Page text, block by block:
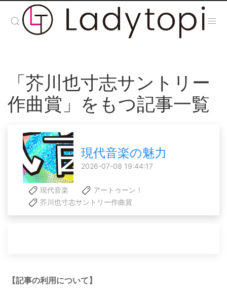
「芥川也寸志サントリー
作曲賞」をもつ記事一覧
現代音楽の魅力
2026-07-08 19:44:17
現代音楽
アートゥーン！
芥川也寸志サントリー作曲賞
【記事の利用について】